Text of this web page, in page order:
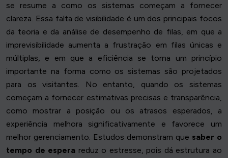
se resume a como os sistemas começam a fornecer
clareza. Essa falta de visibilidade é um dos principais focos
da teoria e da análise de desempenho de filas, em que a
imprevisibilidade aumenta a frustração em filas únicas e
múltiplas, e em que a eficiência se torna um princípio
importante na forma como os sistemas são projetados
para os visitantes. No entanto, quando os sistemas
começam a fornecer estimativas precisas e transparência,
como mostrar a posição ou os atrasos esperados, a
experiência melhora significativamente e favorece um
melhor gerenciamento. Estudos demonstram que saber o
tempo de espera reduz o estresse, pois dá estrutura ao